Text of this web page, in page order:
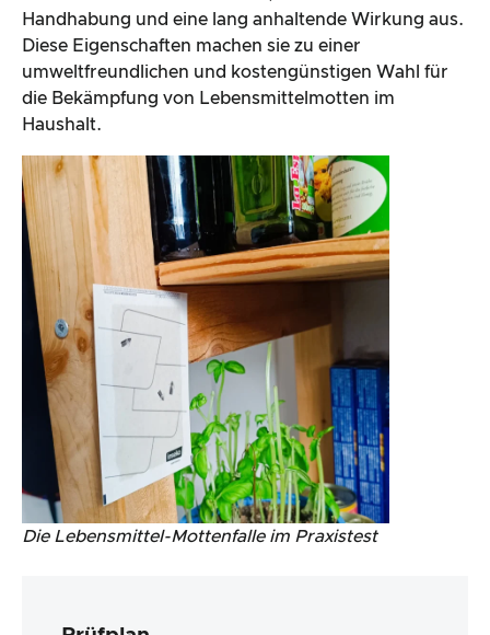
Handhabung und eine lang anhaltende Wirkung aus.
Diese Eigenschaften machen sie zu einer
umweltfreundlichen und kostengünstigen Wahl für
die Bekämpfung von Lebensmittelmotten im
Haushalt.
Die Lebensmittel-Mottenfalle im Praxistest